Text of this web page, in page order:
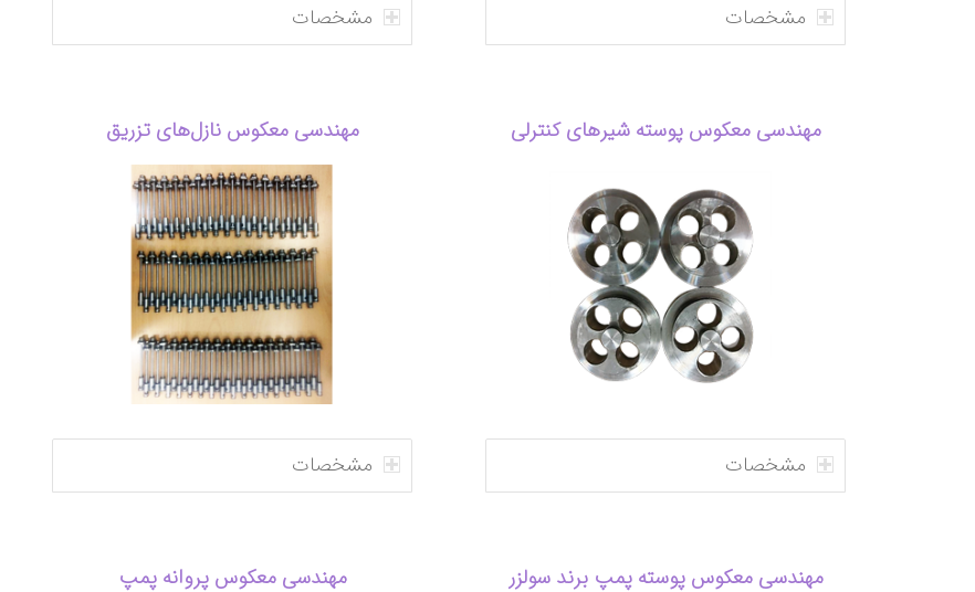
مشخصات مشخصات
مهندسی معکوس پوسته شیرهای کنترلی
مشخصات
مهندسی معکوس نازل‌های تزریق
مشخصات
مهندسی معکوس پوسته پمپ برند سولزر مهندسی معکوس پروانه پمپ